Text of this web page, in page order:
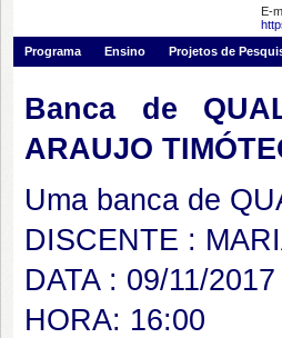
E-
Programa
Ensino Projetos de
Banca de
ARAUJO
Uma banca de
DISCENTE :
DATA : 09/11/2017
HORA: 16:00